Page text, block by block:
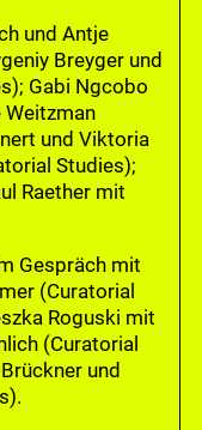
und Antje
Breyger und
Gabi Ngcobo
Weitzman
und Viktoria
Studies);
Raether mit
Gespräch mit
(Curatorial
Roguski mit
(Curatorial
und